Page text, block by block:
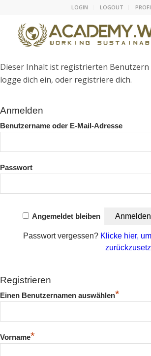
LOGIN LOGOUT
Dieser Inhalt ist registrierten
logge dich ein, oder registriere dich.
Anmelden
Benutzername oder E-Mail-Adresse
Passwort
Angemeldet bleiben
Passwort vergessen? Klicke hier,
Registrieren
Einen Benutzernamen auswählen*
Vorname*